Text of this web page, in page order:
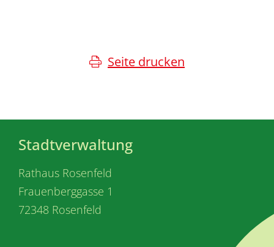
Seite drucken
Stadtverwaltung
Rathaus Rosenfeld
Frauenberggasse 1
72348 Rosenfeld